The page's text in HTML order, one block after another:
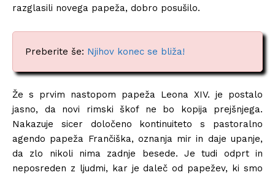
razglasili novega papeža, dobro posušilo.
Preberite še: Njihov konec se bliža!
Že s prvim nastopom papeža Leona XIV. je postalo
jasno, da novi rimski škof ne bo kopija prejšnjega.
Nakazuje sicer določeno kontinuiteto s pastoralno
agendo papeža Frančiška, oznanja mir in daje upanje,
da zlo nikoli nima zadnje besede. Je tudi odprt in
neposreden z ljudmi, kar je daleč od papežev, ki smo